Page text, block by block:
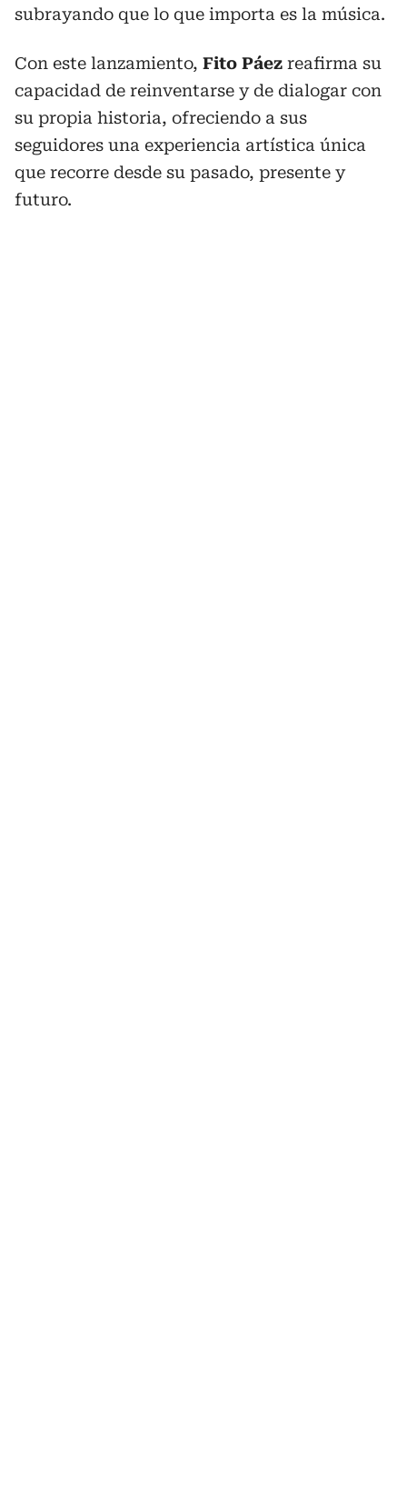
subrayando que lo que importa es la música.
Con este lanzamiento, Fito Páez reafirma su
capacidad de reinventarse y de dialogar con
su propia historia, ofreciendo a sus
seguidores una experiencia artística única
que recorre desde su pasado, presente y
futuro.